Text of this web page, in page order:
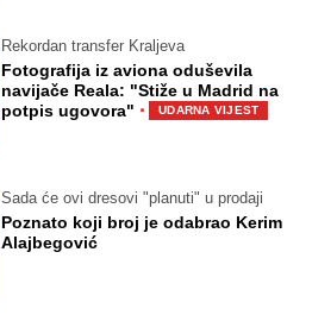
Rekordan transfer Kraljeva
Fotografija iz aviona oduševila
navijače Reala: "Stiže u Madrid na
potpis ugovora" · UDARNA VIJEST
Sada će ovi dresovi "planuti" u prodaji
Poznato koji broj je odabrao Kerim
Alajbegović